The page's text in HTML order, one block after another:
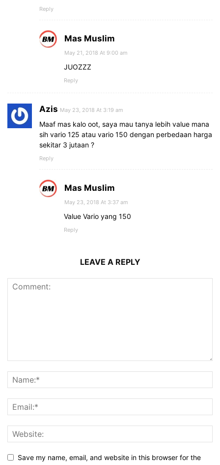
Reply
Mas Muslim
May 21, 2018 At 9:00 am
JUOZZZ
Reply
Azis May 23, 2018 At 3:19 am
Maaf mas kalo oot, saya mau tanya lebih value mana
sih vario 125 atau vario 150 dengan perbedaan harga
sekitar 3 jutaan ?
Reply
Mas Muslim
May 23, 2018 At 3:37 am
Value Vario yang 150
Reply
LEAVE A REPLY
Save my name, email, and website in this browser for the